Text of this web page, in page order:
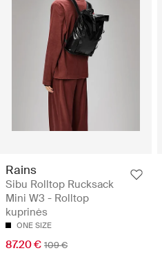
Rains
Sibu Rolltop Rucksack
Mini W3 - Rolltop
kuprinės
ONE SIZE
87.20 € 109 €